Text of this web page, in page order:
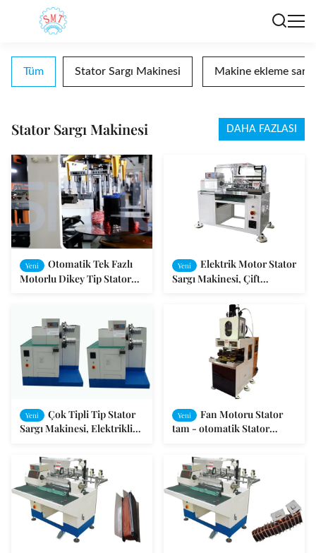
Tüm Stator Sargı Makinesi Makine ekleme
Stator Sargı Makinesi DAHA FAZLASI
Yeni
Otomatik Tek Fazlı
Motorlu Dikey Tip Stator
Yeni
Elektrik Motor Stator
Sargı Makinesi, Çift
Yeni
Çok Tipli Tip Stator
Sargı Makinesi, Elektrikli
Sarma Makinesi
Yeni
Fan Motoru Stator
tam - otomatik Stator
ekleme makine sarma